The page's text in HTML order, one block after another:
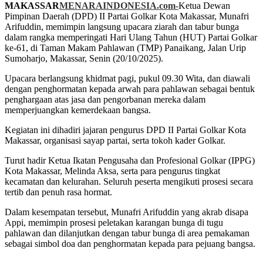
MAKASSARMENARAINDONESIA.com-Ketua Dewan
Pimpinan Daerah (DPD) II Partai Golkar Kota Makassar, Munafri
Arifuddin, memimpin langsung upacara ziarah dan tabur bunga
dalam rangka memperingati Hari Ulang Tahun (HUT) Partai Golkar
ke-61, di Taman Makam Pahlawan (TMP) Panaikang, Jalan Urip
Sumoharjo, Makassar, Senin (20/10/2025).
Upacara berlangsung khidmat pagi, pukul 09.30 Wita, dan diawali
dengan penghormatan kepada arwah para pahlawan sebagai bentuk
penghargaan atas jasa dan pengorbanan mereka dalam
memperjuangkan kemerdekaan bangsa.
Kegiatan ini dihadiri jajaran pengurus DPD II Partai Golkar Kota
Makassar, organisasi sayap partai, serta tokoh kader Golkar.
Turut hadir Ketua Ikatan Pengusaha dan Profesional Golkar (IPPG)
Kota Makassar, Melinda Aksa, serta para pengurus tingkat
kecamatan dan kelurahan. Seluruh peserta mengikuti prosesi secara
tertib dan penuh rasa hormat.
Dalam kesempatan tersebut, Munafri Arifuddin yang akrab disapa
Appi, memimpin prosesi peletakan karangan bunga di tugu
pahlawan dan dilanjutkan dengan tabur bunga di area pemakaman
sebagai simbol doa dan penghormatan kepada para pejuang bangsa.